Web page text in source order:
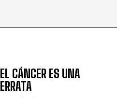
EL CÁNCER ES UNA
ERRATA